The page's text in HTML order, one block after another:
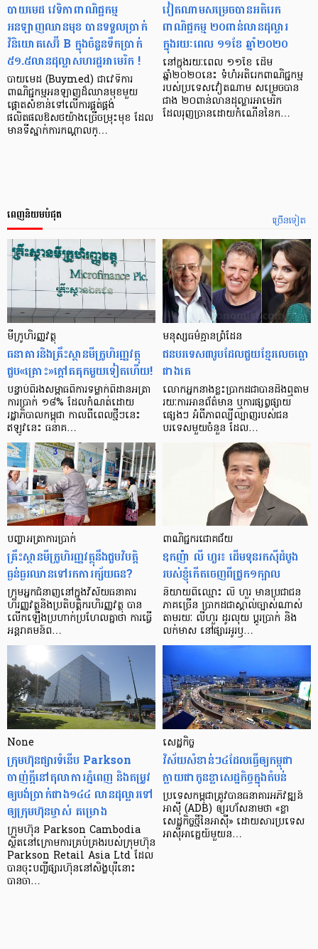
បាយមេដ វេទិកាពាណិជ្ជកម្ម
អនឡាញឈានមុខ បានទទួលប្រាក់
វិនិយោគសេរ៊ី B ក្នុងចំនួនទឹកប្រាក់
៥១.៥លានដុល្លាសហរដ្ឋអាមេរិក !
បាយមេដ (Buymed) ជាវេទិការ
ពាណិជ្ជកម្មអនឡាញដ៏ឈានមុខមួយ
ផ្តោតសំខាន់ទៅលើការផ្គត់ផ្គង់
ផលិតផលឱសថយ៉ាងច្រើចម្រុះមុខ ដែល
មានទីស្នាក់ការកណ្តាលក្…
វៀតណាមសម្រេចបានអតិរេក
ពាណិជ្ជកម្ម ២០ពាន់លានដុល្លារ
ក្នុងរយៈពេល ១១ខែ ឆ្នាំ២០២០
នៅក្នុងរយៈពេល ១១ខែ ដើម
ឆ្នាំ២០២០នេះ ទំហំអតិរេកពាណិជ្ជកម្ម
របស់ប្រទេសវៀតណាម សម្រេចបាន
ជាង ២០ពាន់លានដុល្លារអាមេរិក
ដែលរុញច្រានដោយកំណើននៃក…
ច្រើនទៀត
ពេញនិយមបំផុត
មីក្រូ​ហិរញ្ញវត្ថុ
ធនាគារ​និង​គ្រឹះស្ថាន​មីក្រូ​ហិរញ្ញវត្ថុ​
ជួប«គ្រោះ»ក្តៅ​គគុក​មួយ​ទៀត​ហើយ!
បន្ទាប់​ពី​រង​សម្ពាធ​​ពី​ការ​ទម្លាក់​ពិដាន​អត្រា​
ការ​ប្រាក់ ១៨​% ដែល​កំណត់​ដោយ​
រដ្ឋាភិបាល​កម្ពុជា កាល​ពី​ពេល​ថ្មីៗ​នេះ
ឥឡូវ​នេះ ធនាគ…
មនុស្ស​ធម៌​គ្មាន​ព្រំដែន
ជន​បរទេស​៣​រូប​ដែល​ជួយ​ខ្មែរ​លេច​ធ្លោ​
ជាង​គេ
លោកអ្នក​នាង​ខ្លះ​ប្រាកដ​ជា​បាន​​ដឹង​ឮ​តាម​
រយៈ​ការ​អាន​ព័ត៌មាន ឬ​ការ​ផ្សព្វផ្សាយ​
ផ្សេងៗ អំពី​ភាព​ល្បីល្បាញ​របស់​ជន​
បរទេស​មួយ​ចំនួន ដែល…
បញ្ហា​អត្រា​ការប្រាក់
គ្រឹះស្ថាន​មីក្រូ​ហិរញ្ញវត្ថុ​នឹង​ជួប​វិបត្តិ​
ធ្ងន់ធ្ងរ​ឈាន​ទៅ​រក​ការ​ក្ស័យធន?
ក្រុម​អ្នក​ជំនាញ​នៅ​ក្នុង​វិស័យ​ធនាគារ
ហិរញ្ញវត្ថុ​និង​ប្រតិបត្តិករ​ហិរញ្ញ​វត្ថុ បាន​​
លើក​ឡើង​ប្រហាក់​ប្រហែល​គ្នា​ថា ការ​ធ្វើ​
អន្តរាគមន៍​ព…
ពាណិជ្ជករជោគជ័យ
ឧកញ៉ា លី ហួរ៖ ដើមទុនរកស៊ីដំបូង
របស់ខ្ញុំកើតចេញពីជ្រូក១ក្បាល
និយាយ​ពី​ឈ្មោះ លី ហួរ មាន​ប្រជាជន​
ភាគ​ច្រើន ប្រាកដ​ជា​ស្គាល់​ច្បាស់​ណាស់
តាមរយៈ លីហួរ ដូរ​លុយ ប្តូរ​បា្រក់ និង​
លក់​មាស នៅ​ផ្សារ​អូរ​ឫ…
None
ក្រុមហ៊ុនផ្សារទំនើប Parkson
ចាញ់ក្ដីនៅតុលាការភ្នំពេញ និងតម្រូវ
ឲ្យបង់ប្រាក់ជាង១៤៤ លានដុល្លារទៅ
ឲ្យក្រុមហ៊ុនម្ចាស់ គម្រោង
ក្រុមហ៊ុន Parkson Cambodia
ស្ថិតនៅក្រោមការគ្រប់គ្រងរបស់ក្រុមហ៊ុន
Parkson Retail Asia Ltd ដែល
បានចុះបញ្ចីផ្សារហ៊ុននៅសិង្ហបុរីនោះ
បានចា…
សេដ្ឋកិច្ច​
វិស័យ​សំខាន់ៗ​៤​ដែល​ធ្វើ​ឲ្យ​កម្ពុជា​
ក្លាយ​ជា​កូន​ខ្លា​សេដ្ឋកិច្ច​ក្នុង​តំបន់
ប្រទេស​កម្ពុជា​ត្រូវ​បាន​ធនាគារ​អភិវឌ្ឍន៍​
អាស៊ី (ADB) ឲ្យ​រហ័ស​នាមថា «ខ្លា​
សេដ្ឋកិច្ច​ថ្មី​នៃ​អាស៊ី» ដោយសារ​ប្រទេស​
អាស៊ី​អាគ្នេយ៍​មួយ​ន…